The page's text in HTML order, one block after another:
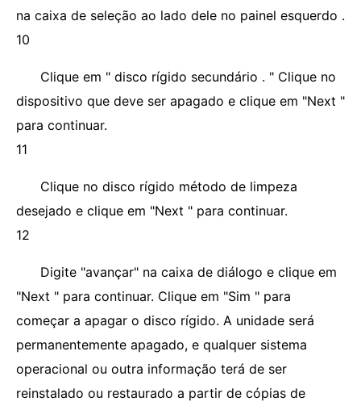
na caixa de seleção ao lado dele no painel esquerdo .
10
Clique em " disco rígido secundário . " Clique no
dispositivo que deve ser apagado e clique em "Next "
para continuar.
11
Clique no disco rígido método de limpeza
desejado e clique em "Next " para continuar.
12
Digite "avançar" na caixa de diálogo e clique em
"Next " para continuar. Clique em "Sim " para
começar a apagar o disco rígido. A unidade será
permanentemente apagado, e qualquer sistema
operacional ou outra informação terá de ser
reinstalado ou restaurado a partir de cópias de